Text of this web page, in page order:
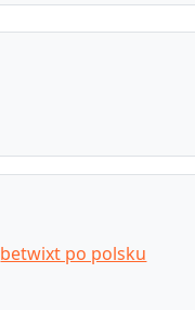
betwixt po polsku